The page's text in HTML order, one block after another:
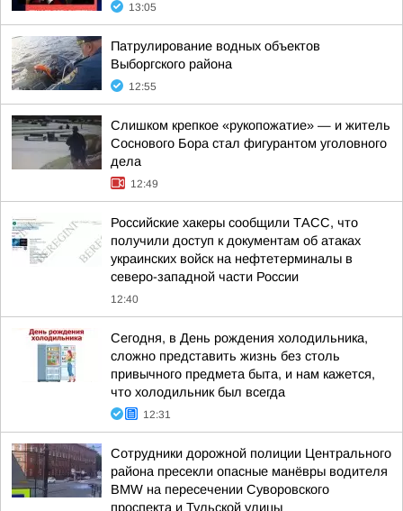
13:05
Патрулирование водных объектов
Выборгского района
12:55
Слишком крепкое «рукопожатие» — и житель
Соснового Бора стал фигурантом уголовного
дела
12:49
Российские хакеры сообщили ТАСС, что
получили доступ к документам об атаках
украинских войск на нефтетерминалы в
северо-западной части России
12:40
Сегодня, в День рождения холодильника,
сложно представить жизнь без столь
привычного предмета быта, и нам кажется,
что холодильник был всегда
12:31
Сотрудники дорожной полиции Центрального
района пресекли опасные манёвры водителя
BMW на пересечении Суворовского
проспекта и Тульской улицы